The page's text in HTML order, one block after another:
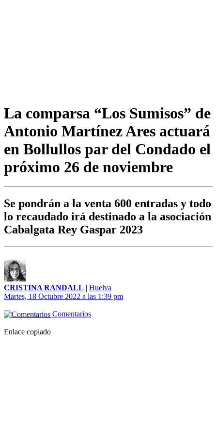
La comparsa “Los Sumisos” de
Antonio Martínez Ares actuará
en Bollullos par del Condado el
próximo 26 de noviembre
Se pondrán a la venta 600 entradas y todo
lo recaudado irá destinado a la asociación
Cabalgata Rey Gaspar 2023
CRISTINA RANDALL | Huelva
Martes, 18 Octubre 2022 a las 1:39 pm
Comentarios
Enlace copiado